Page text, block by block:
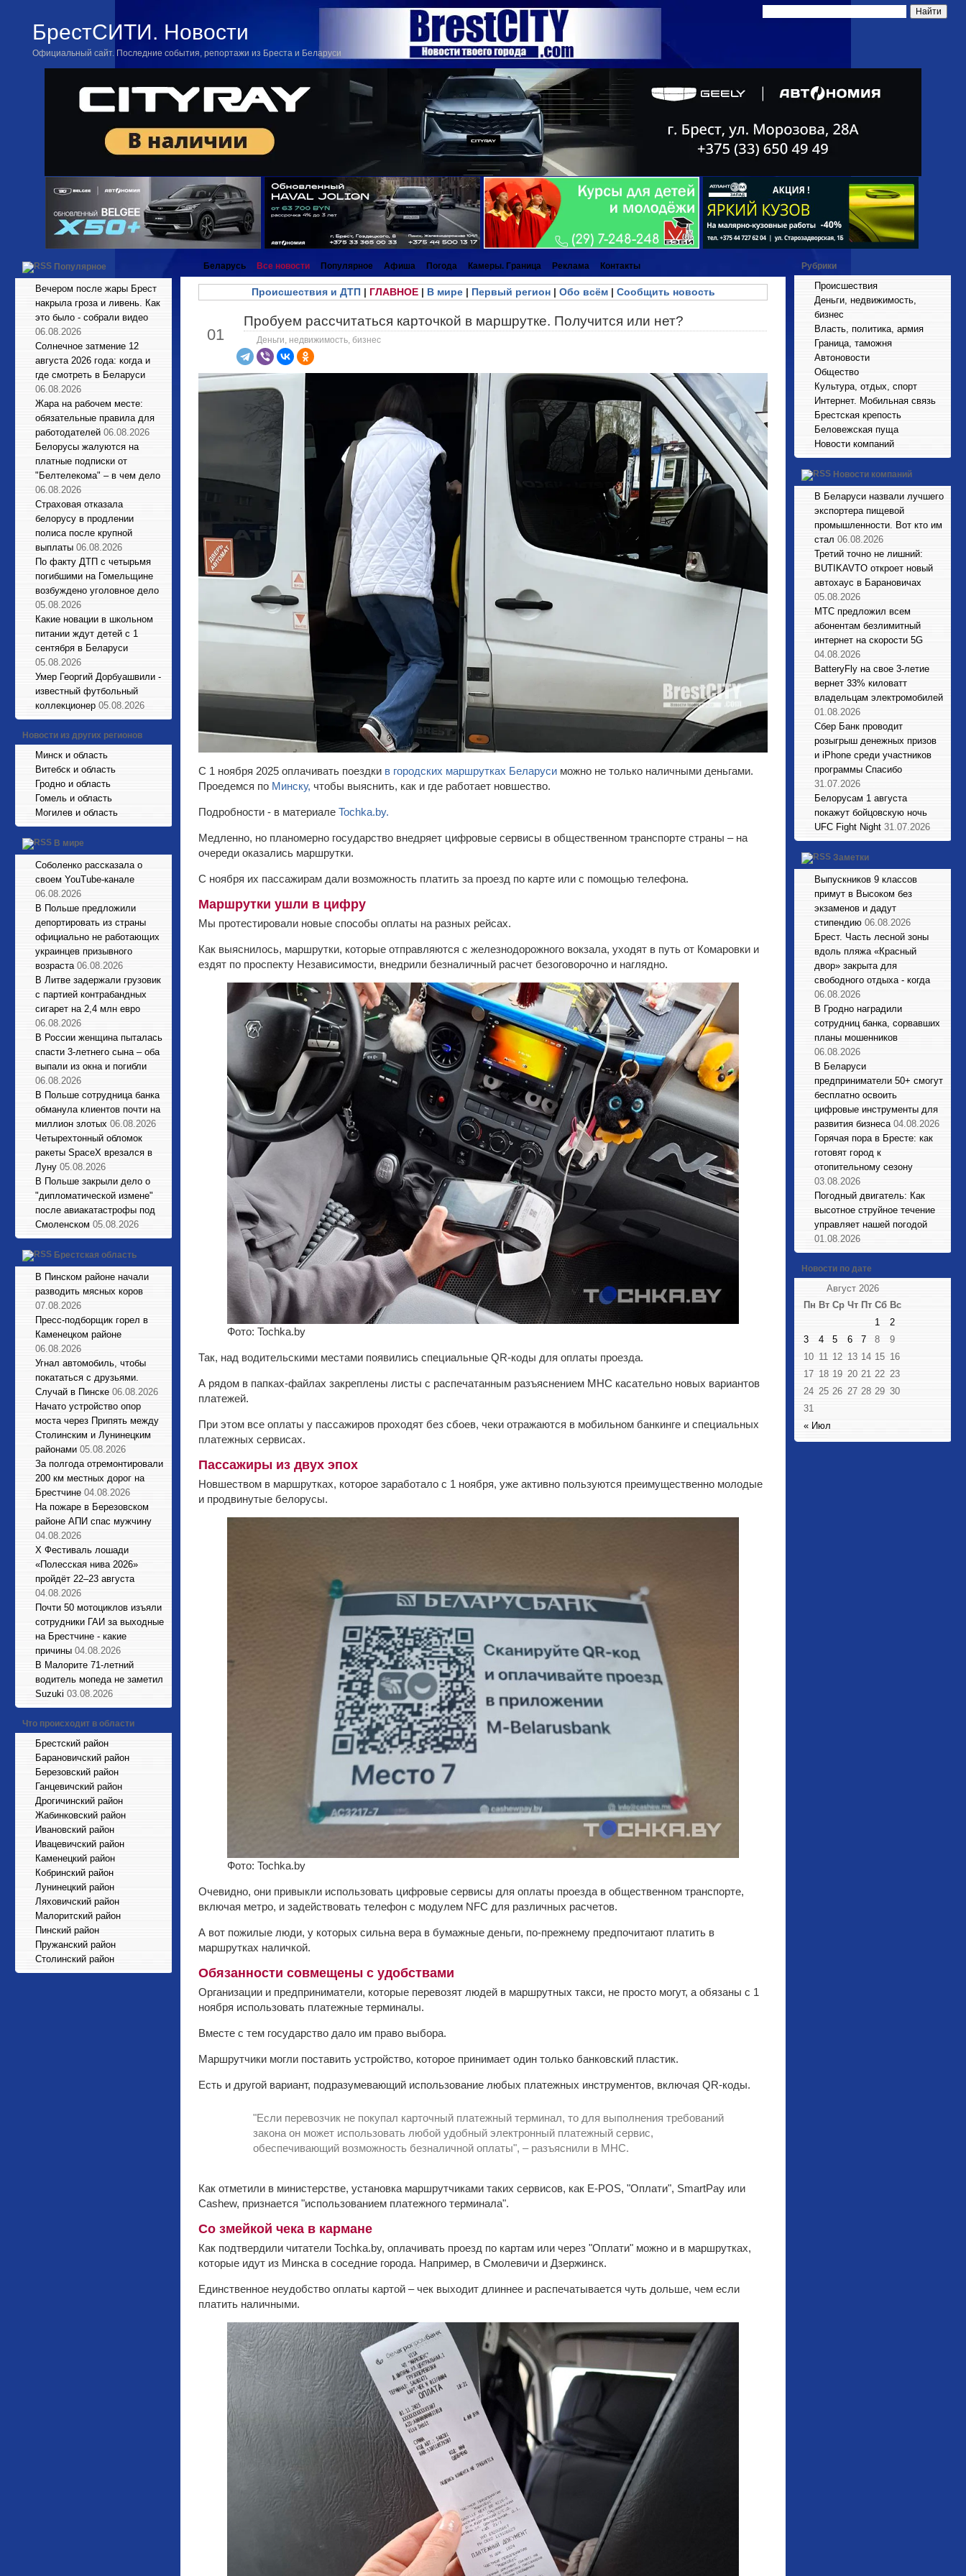
БрестСИТИ. Новости
Официальный сайт. Последние события, репортажи из Бреста и Беларуси
Популярное
Вечером после жары Брест
накрыла гроза и ливень. Как
это было - собрали видео
06.08.2026
Солнечное затмение 12
августа 2026 года: когда и
где смотреть в Беларуси
06.08.2026
Жара на рабочем месте:
обязательные правила для
работодателей 06.08.2026
Белорусы жалуются на
платные подписки от
"Белтелекома" – в чем дело
06.08.2026
Страховая отказала
белорусу в продлении
полиса после крупной
выплаты 06.08.2026
По факту ДТП с четырьмя
погибшими на Гомельщине
возбуждено уголовное дело
05.08.2026
Какие новации в школьном
питании ждут детей с 1
сентября в Беларуси
05.08.2026
Умер Георгий Дорбуашвили -
известный футбольный
коллекционер 05.08.2026
Новости из других регионов
Минск и область
Витебск и область
Гродно и область
Гомель и область
Могилев и область
В мире
Соболенко рассказала о
своем YouTube-канале
06.08.2026
В Польше предложили
депортировать из страны
официально не работающих
украинцев призывного
возраста 06.08.2026
В Литве задержали грузовик
с партией контрабандных
сигарет на 2,4 млн евро
06.08.2026
В России женщина пыталась
спасти 3-летнего сына – оба
выпали из окна и погибли
06.08.2026
В Польше сотрудница банка
обманула клиентов почти на
миллион злотых 06.08.2026
Четырехтонный обломок
ракеты SpaceX врезался в
Луну 05.08.2026
В Польше закрыли дело о
"дипломатической измене"
после авиакатастрофы под
Смоленском 05.08.2026
Брестская область
В Пинском районе начали
разводить мясных коров
07.08.2026
Пресс-подборщик горел в
Каменецком районе
06.08.2026
Угнал автомобиль, чтобы
покататься с друзьями.
Случай в Пинске 06.08.2026
Начато устройство опор
моста через Припять между
Столинским и Лунинецким
районами 05.08.2026
За полгода отремонтировали
200 км местных дорог на
Брестчине 04.08.2026
На пожаре в Березовском
районе АПИ спас мужчину
04.08.2026
X Фестиваль лошади
«Полесская нива 2026»
пройдёт 22–23 августа
04.08.2026
Почти 50 мотоциклов изъяли
сотрудники ГАИ за выходные
на Брестчине - какие
причины 04.08.2026
В Малорите 71-летний
водитель мопеда не заметил
Suzuki 03.08.2026
Что происходит в области
Брестский район
Барановичский район
Березовский район
Ганцевичский район
Дрогичинский район
Жабинковский район
Ивановский район
Ивацевичский район
Каменецкий район
Кобринский район
Лунинецкий район
Ляховичский район
Малоритский район
Пинский район
Пружанский район
Столинский район
Беларусь Все новости Популярное Афиша Погода Камеры. Граница Реклама Контакты
Происшествия и ДТП| ГЛАВНОЕ| В мире| Первый регион| Обо всём| Сообщить новость
01
Пробуем рассчитаться карточкой в маршрутке. Получится или нет?
Деньги, недвижимость, бизнес
С 1 ноября 2025 оплачивать поездки в городских маршрутках Беларуси можно не только наличными деньгами.
Проедемся по Минску, чтобы выяснить, как и где работает новшество.
Подробности - в материале Tochka.by.
Медленно, но планомерно государство внедряет цифровые сервисы в общественном транспорте страны – на
очереди оказались маршрутки.
С ноября их пассажирам дали возможность платить за проезд по карте или с помощью телефона.
Маршрутки ушли в цифру
Мы протестировали новые способы оплаты на разных рейсах.
Как выяснилось, маршрутки, которые отправляются с железнодорожного вокзала, уходят в путь от Комаровки и
ездят по проспекту Независимости, внедрили безналичный расчет безоговорочно и наглядно.
Фото: Tochka.by
Так, над водительскими местами появились специальные QR-коды для оплаты проезда.
А рядом в папках-файлах закреплены листы с распечатанным разъяснением МНС касательно новых вариантов
платежей.
При этом все оплаты у пассажиров проходят без сбоев, чеки отражаются в мобильном банкинге и специальных
платежных сервисах.
Пассажиры из двух эпох
Новшеством в маршрутках, которое заработало с 1 ноября, уже активно пользуются преимущественно молодые
и продвинутые белорусы.
Фото: Tochka.by
Очевидно, они привыкли использовать цифровые сервисы для оплаты проезда в общественном транспорте,
включая метро, и задействовать телефон с модулем NFC для различных расчетов.
А вот пожилые люди, у которых сильна вера в бумажные деньги, по-прежнему предпочитают платить в
маршрутках наличкой.
Обязанности совмещены с удобствами
Организации и предприниматели, которые перевозят людей в маршрутных такси, не просто могут, а обязаны с 1
ноября использовать платежные терминалы.
Вместе с тем государство дало им право выбора.
Маршрутчики могли поставить устройство, которое принимает один только банковский пластик.
Есть и другой вариант, подразумевающий использование любых платежных инструментов, включая QR-коды.
"Если перевозчик не покупал карточный платежный терминал, то для выполнения требований
закона он может использовать любой удобный электронный платежный сервис,
обеспечивающий возможность безналичной оплаты", – разъяснили в МНС.
Как отметили в министерстве, установка маршрутчиками таких сервисов, как E-POS, "Оплати", SmartPay или
Cashew, признается "использованием платежного терминала".
Со змейкой чека в кармане
Как подтвердили читатели Tochka.by, оплачивать проезд по картам или через "Оплати" можно и в маршрутках,
которые идут из Минска в соседние города. Например, в Смолевичи и Дзержинск.
Единственное неудобство оплаты картой – чек выходит длиннее и распечатывается чуть дольше, чем если
платить наличными.
Рубрики
Происшествия
Деньги, недвижимость,
бизнес
Власть, политика, армия
Граница, таможня
Автоновости
Общество
Культура, отдых, спорт
Интернет. Мобильная связь
Брестская крепость
Беловежская пуща
Новости компаний
Новости компаний
В Беларуси назвали лучшего
экспортера пищевой
промышленности. Вот кто им
стал 06.08.2026
Третий точно не лишний:
BUTIKAVTO откроет новый
автохаус в Барановичах
05.08.2026
МТС предложил всем
абонентам безлимитный
интернет на скорости 5G
04.08.2026
BatteryFly на свое 3-летие
вернет 33% киловатт
владельцам электромобилей
01.08.2026
Сбер Банк проводит
розыгрыш денежных призов
и iPhone среди участников
программы Спасибо
31.07.2026
Белорусам 1 августа
покажут бойцовскую ночь
UFC Fight Night 31.07.2026
Заметки
Выпускников 9 классов
примут в Высоком без
экзаменов и дадут
стипендию 06.08.2026
Брест. Часть лесной зоны
вдоль пляжа «Красный
двор» закрыта для
свободного отдыха - когда
06.08.2026
В Гродно наградили
сотрудниц банка, сорвавших
планы мошенников
06.08.2026
В Беларуси
предприниматели 50+ смогут
бесплатно освоить
цифровые инструменты для
развития бизнеса 04.08.2026
Горячая пора в Бресте: как
готовят город к
отопительному сезону
03.08.2026
Погодный двигатель: Как
высотное струйное течение
управляет нашей погодой
01.08.2026
Новости по дате
Август 2026
Пн Вт Ср Чт Пт Сб Вс
« Июл
1
2
3
4 5 6 7 8
9
10 11 12 13 14 15 16
17 18 19 20 21 22 23
24 25 26 27 28 29 30
31